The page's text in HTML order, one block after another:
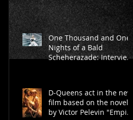
One Thousand and One
Nights of a Bald
Scheherazade: Interview
D-Queens act in the new
film based on the novel
by Victor Pelevin "Empire